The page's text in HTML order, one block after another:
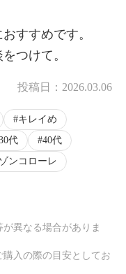
すすめです。
つけて。
投稿日： 2026.03.06
キレイめ
代
40代
ンコローレ
異なる場合がありま
入の際の目安としてお